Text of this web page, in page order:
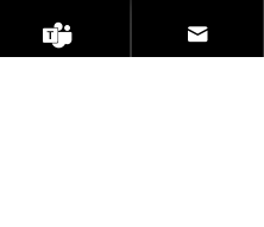
Bainishan, Cathair
Cúige
 